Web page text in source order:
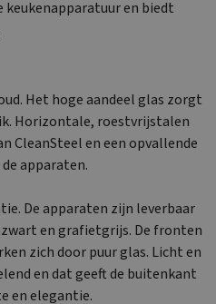
en biedt
Het hoge aandeel glas zorgt
Horizontale, roestvrijstalen
CleanSteel en een opvallende
apparaten.
De apparaten zijn leverbaar
en grafietgrijs. De fronten
zich door puur glas. Licht en
en dat geeft de buitenkant
en elegantie.